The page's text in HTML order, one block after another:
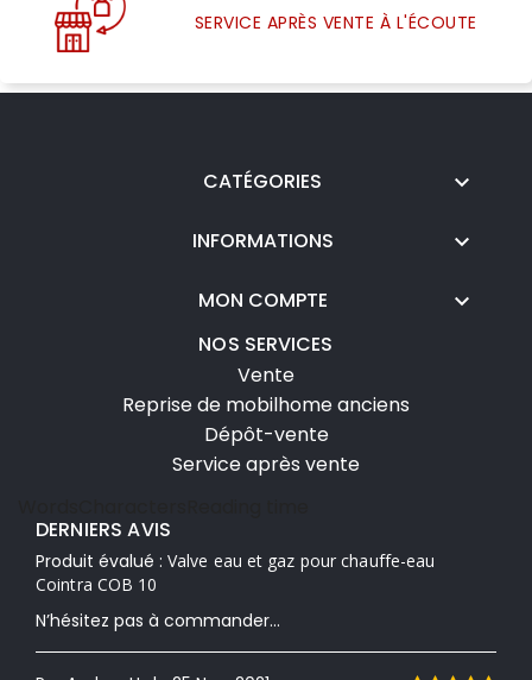
SERVICE APRÈS VENTE À L'ÉCOUTE
CATÉGORIES 
INFORMATIONS 
MON COMPTE 
NOS SERVICES
Vente
Reprise de mobilhome anciens
Dépôt-vente
Service après vente
DERNIERS AVIS
Produit évalué : Valve eau et gaz pour chauffe-eau
Cointra COB 10
N’hésitez pas à commander...